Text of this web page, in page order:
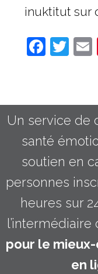
inuktitut sur
Un service de
santé
soutien en
personnes
heures sur
l’intermédiaire
pour le
en